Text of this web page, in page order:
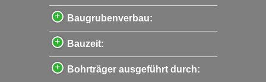
Baugrubenverbau:
Bauzeit:
Bohrträger ausgeführt durch: